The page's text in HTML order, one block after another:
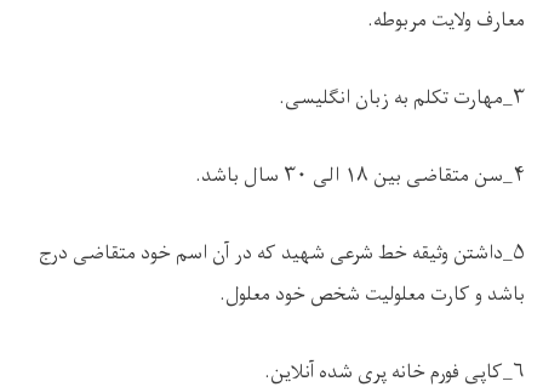
معارف ولایت مربوطه.
۳_مهارت تکلم به زبان انگلیسی.
۴_سن متقاضی بین ۱۸ الی ۳۰ سال باشد.
۵_داشتن وثیقه خط شرعی شهید که در آن اسم خود متقاضی درج
باشد و کارت معلولیت شخص خود معلول.
۶_کاپی فورم خانه پری شده آنلاین.